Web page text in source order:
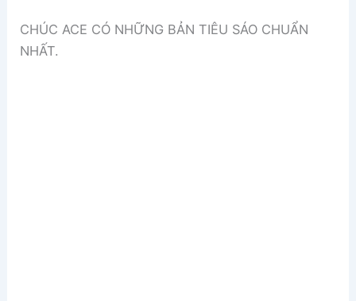
CHÚC ACE CÓ NHỮNG BẢN TIÊU SÁO CHUẨN
NHẤT.